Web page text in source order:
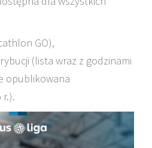
GO),
(lista wraz z godzinami
opublikowana
r.).